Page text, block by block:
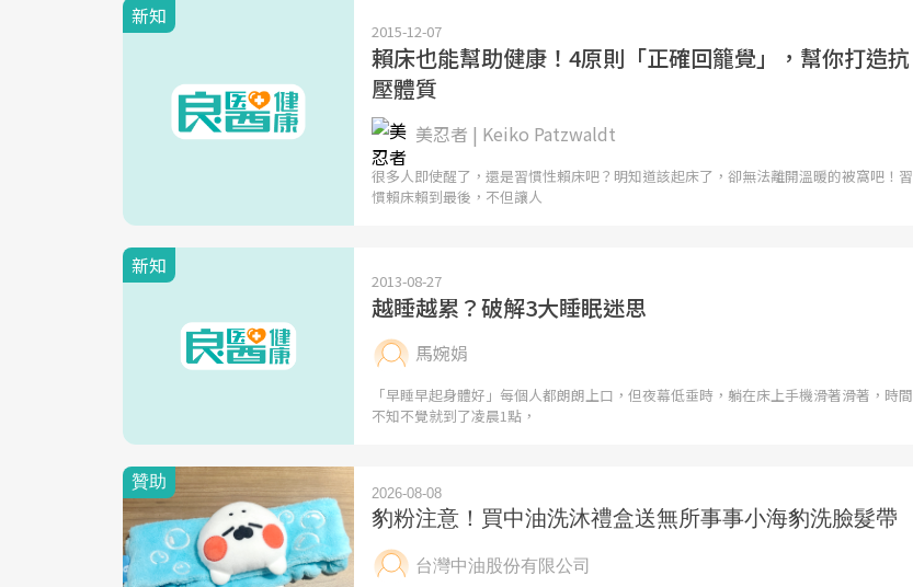
新知
2015-12-07
賴床也能幫助健康！4原則「正確回籠覺」，幫你打造抗
壓體質
美忍者 | Keiko Patzwaldt
很多人即使醒了，還是習慣性賴床吧？明知道該起床了，卻無法離開溫暖的被窩吧！習
慣賴床賴到最後，不但讓人
新知
2013-08-27
越睡越累？破解3大睡眠迷思
馬婉娟
「早睡早起身體好」每個人都朗朗上口，但夜幕低垂時，躺在床上手機滑著滑著，時間
不知不覺就到了凌晨1點，